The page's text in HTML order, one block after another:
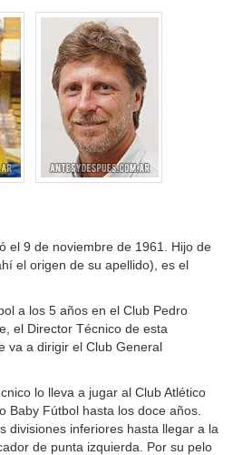
el 9 de noviembre de 1961. Hijo de
el origen de su apellido), es el
a los 5 años en el Club Pedro
el Director Técnico de esta
va a dirigir el Club General
lo lleva a jugar al Club Atlético
Baby Fútbol hasta los doce años.
divisiones inferiores hasta llegar a la
de punta izquierda. Por su pelo